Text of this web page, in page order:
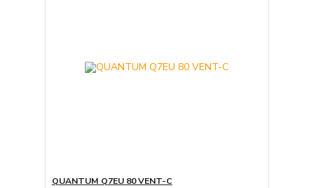
QUANTUM Q7EU 80 VENT-C